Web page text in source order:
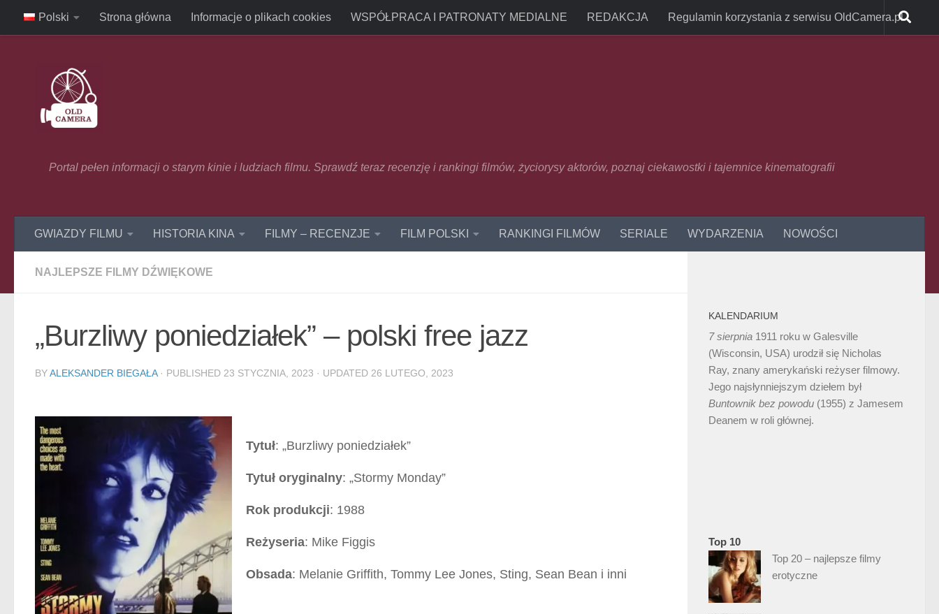
Skip to content
Polski Strona główna Informacje o plikach cookies WSPÓŁPRACA I PATRONATY MEDIALNE REDAKCJA Regulamin korzystania z serwisu OldCamera.pl
Portal pełen informacji o starym kinie i ludziach filmu. Sprawdź teraz recenzję i rankingi filmów, życiorysy aktorów, poznaj ciekawostki i tajemnice kinematografii
GWIAZDY FILMU HISTORIA KINA FILMY – RECENZJE FILM POLSKI RANKINGI FILMÓW SERIALE WYDARZENIA NOWOŚCI
NAJLEPSZE FILMY DŹWIĘKOWE
„Burzliwy poniedziałek” – polski free jazz
BYALEKSANDER BIEGAŁA · PUBLISHED 23 STYCZNIA, 2023 · UPDATED 26 LUTEGO, 2023
Tytuł: „Burzliwy poniedziałek”
Tytuł oryginalny: „Stormy Monday”
Rok produkcji: 1988
Reżyseria: Mike Figgis
Obsada: Melanie Griffith, Tommy Lee Jones, Sting, Sean Bean i inni
KALENDARIUM
7 sierpnia 1911 roku w Galesville
(Wisconsin, USA) urodził się Nicholas
Ray, znany amerykański reżyser filmowy.
Jego najsłynniejszym dziełem był
Buntownik bez powodu (1955) z Jamesem
Deanem w roli głównej.
Top 10
Top 20 – najlepsze filmy
erotyczne